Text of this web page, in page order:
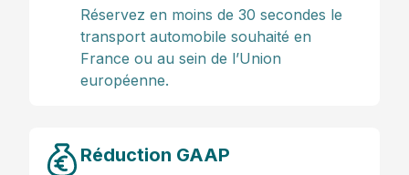
Réservez en moins de 30 secondes le
transport automobile souhaité en
France ou au sein de l’Union
européenne.
Réduction GAAP